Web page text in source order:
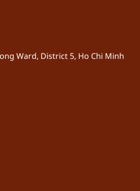
Ward, District 5, Ho Chi Minh